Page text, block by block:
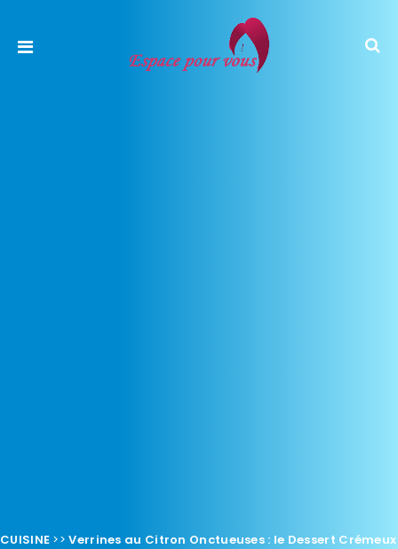
CUISINE >>Verrines au Citron Onctueuses : le Dessert Crémeux